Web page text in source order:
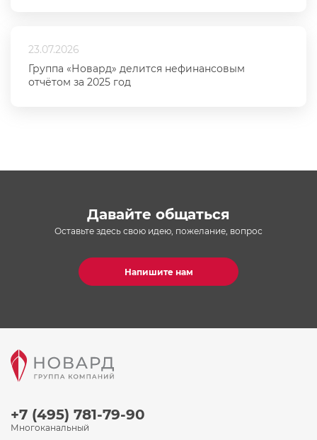
23.07.2026
Группа «Новард» делится нефинансовым
отчётом за 2025 год
Давайте общаться
Оставьте здесь свою идею, пожелание, вопрос
Напишите нам
+7 (495) 781-79-90
Многоканальный